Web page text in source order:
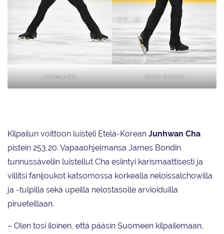
Juhnwan Cha Makar Suntsev
Kilpailun voittoon luisteli Etelä-Korean Junhwan Cha
pistein 253,20. Vapaaohjelmansa James Bondin
tunnussäveliin luistellut Cha esiintyi karismaattisesti ja
villitsi fanijoukot katsomossa korkealla neloissalchowilla
ja -tulpilla sekä upeilla nelostasolle arvioiduilla
pirueteillaan.
– Olen tosi iloinen, että pääsin Suomeen kilpailemaan,